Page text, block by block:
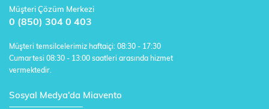
Müşteri Çözüm Merkezi
0 (850) 304 0 403
Müşteri temsilcelerimiz haftaiçi: 08:30 - 17:30
Cumartesi 08:30 - 13:00 saatleri arasında hizmet
vermektedir.
Sosyal Medya'da Miavento